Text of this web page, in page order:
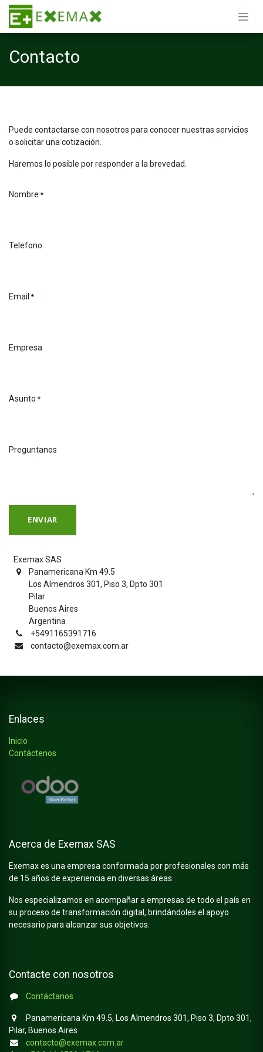
Ir al contenido
Contacto
Puede contactarse con nosotros para conocer nuestras servicios
o solicitar una cotización.
Haremos lo posible por responder a la brevedad.
Nombre *
Telefono
Email *
Empresa
Asunto *
Preguntanos
ENVIAR
Exemax SAS
Panamericana Km 49.5
Los Almendros 301, Piso 3, Dpto 301
Pilar
Buenos Aires
Argentina
+5491165391716
contacto@exemax.com.ar
Enlaces
Inicio
Contáctenos
Acerca de Exemax SAS
Exemax es una empresa conformada por profesionales con más
de 15 años de experiencia en diversas áreas.
Nos especializamos en acompañar a empresas de todo el país en
su proceso de transformación digital, brindándoles el apoyo
necesario para alcanzar sus objetivos.
Contacte con nosotros
Contáctanos
Panamericana Km 49.5, Los Almendros 301, Piso 3, Dpto 301,
Pilar, Buenos Aires
contacto@exemax.com.ar